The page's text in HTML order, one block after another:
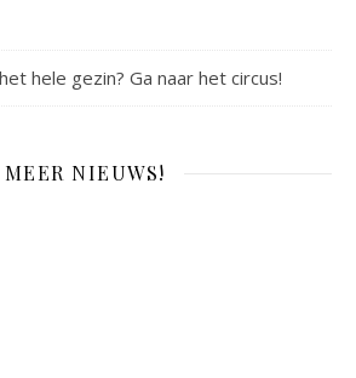
hele gezin? Ga naar het circus!
MEER NIEUWS!